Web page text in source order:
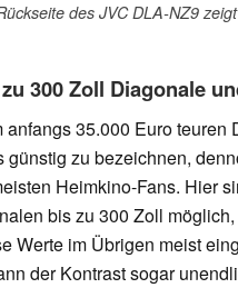
des JVC DLA-NZ9
300 Zoll Diagonale
anfangs 35.000 Euro
günstig zu bezeichnen,
Heimkino-Fans. Hier
bis zu 300 Zoll
Werte im Übrigen meist
der Kontrast sogar